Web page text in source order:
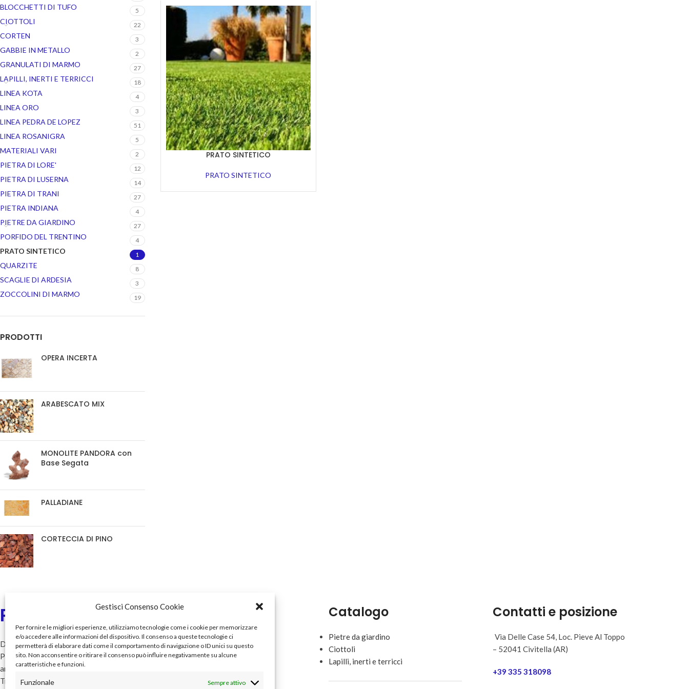
Gestisci Consenso Cookie
Per fornire le migliori esperienze, utilizziamo tecnologie come i cookie per memorizzare
e/o accedere alle informazioni del dispositivo. Il consenso a queste tecnologie ci
permetterà di elaborare dati come il comportamento di navigazione o ID unici su questo
sito. Non acconsentire o ritirare il consenso può influire negativamente su alcune
caratteristiche e funzioni.
Funzionale Sempre attivo
BLOCCHETTI DI TUFO 5
CIOTTOLI 22
CORTEN 3
GABBIE IN METALLO 2
GRANULATI DI MARMO 27
LAPILLI, INERTI E TERRICCI 18
LINEA KOTA 4
LINEA ORO 3
LINEA PEDRA DE LOPEZ 51
LINEA ROSANIGRA 5
MATERIALI VARI 2
PIETRA DI LORE' 12
PIETRA DI LUSERNA 14
PIETRA DI TRANI 27
PIETRA INDIANA 4
PIETRE DA GIARDINO 27
PORFIDO DEL TRENTINO 4
PRATO SINTETICO 1
QUARZITE 8
SCAGLIE DI ARDESIA 3
ZOCCOLINI DI MARMO 19
PRODOTTI
OPERA INCERTA
ARABESCATO MIX
MONOLITE PANDORA con
Base Segata
PALLADIANE
CORTECCIA DI PINO
PRATO SINTETICO
PRATO SINTETICO
Pietre&Storia
Da 45 anni nel suggestivo mondo delle
Pietre insieme a tutti coloro che hanno
amato e tramandato le Vecchie
Tradizioni e il piacere dei prodotti
Menu
Home
Chi siamo
Catalogo
Catalogo
Pietre da giardino
Ciottoli
Lapilli, inerti e terricci
Contatti e posizione
Via Delle Case 54, Loc. Pieve Al Toppo
– 52041 Civitella (AR)
+39 335 318098